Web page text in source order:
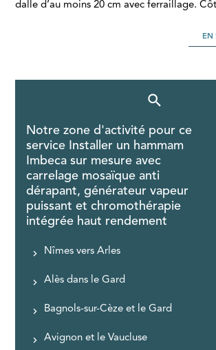
dalle d’au moins 20 cm avec ferraillage.
EN
Notre zone d'activité pour ce
service Installer un hammam
Imbeca sur mesure avec
carrelage mosaïque anti
dérapant, générateur vapeur
puissant et chromothérapie
intégrée haut rendement
Nîmes vers Arles
Alès dans le Gard
Bagnols-sur-Cèze et le Gard
Avignon et le Vaucluse